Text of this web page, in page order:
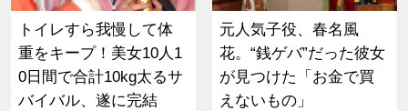
トイレすら我慢して体
重をキープ！美女10人1
0日間で合計10kg太るサ
バイバル、遂に完結
元人気子役、春名風
花。“銭ゲバ”だった彼女
が見つけた「お金で買
えないもの」